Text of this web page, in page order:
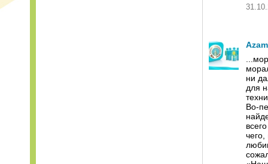
ни
для
Во-